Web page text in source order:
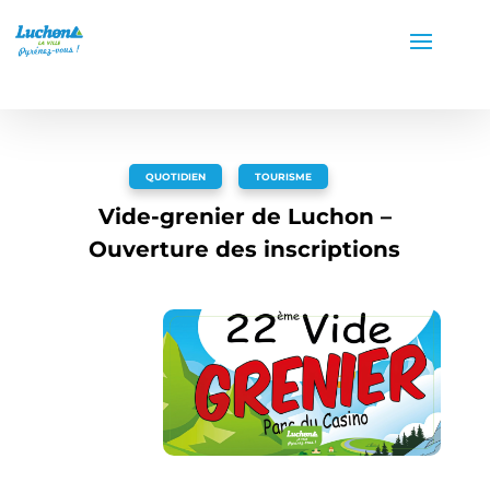
QUOTIDIEN TOURISME
Vide-grenier de Luchon –
Ouverture des inscriptions